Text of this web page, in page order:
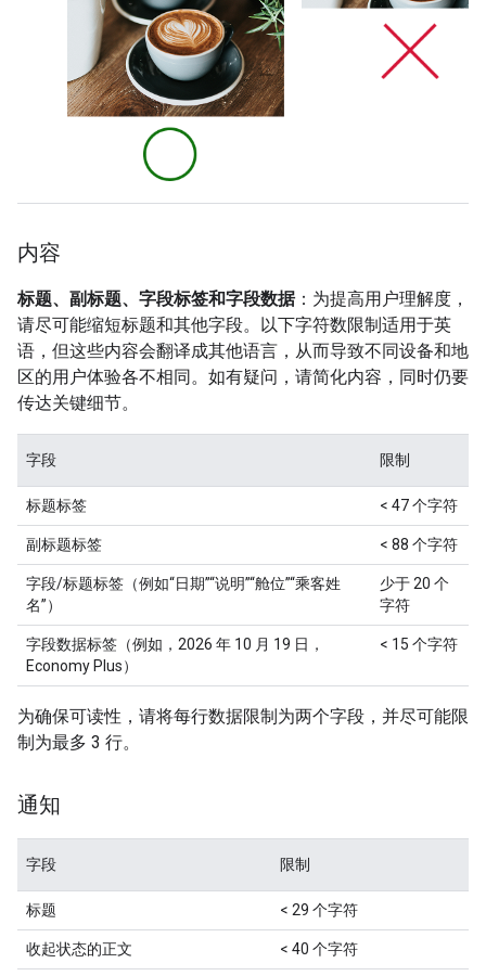
内容
标题、副标题、字段标签和字段数据：为提高用户理解度，
请尽可能缩短标题和其他字段。以下字符数限制适用于英
语，但这些内容会翻译成其他语言，从而导致不同设备和地
区的用户体验各不相同。如有疑问，请简化内容，同时仍要
传达关键细节。
字段 限制
标题标签 < 47 个字符
副标题标签 < 88 个字符
字段/标题标签（例如“日期”“说明”“舱位”“乘客姓
名”）
少于 20 个
字符
字段数据标签（例如，2026 年 10 月 19 日，
Economy Plus）
< 15 个字符
为确保可读性，请将每行数据限制为两个字段，并尽可能限
制为最多 3 行。
通知
字段 限制
标题 < 29 个字符
收起状态的正文 < 40 个字符